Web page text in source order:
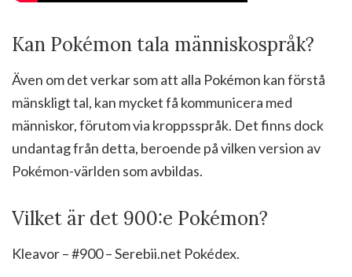
Kan Pokémon tala människospråk?
Även om det verkar som att alla Pokémon kan förstå
mänskligt tal, kan mycket få kommunicera med
människor, förutom via kroppsspråk. Det finns dock
undantag från detta, beroende på vilken version av
Pokémon-världen som avbildas.
Vilket är det 900:e Pokémon?
Kleavor – #900 – Serebii.net Pokédex.